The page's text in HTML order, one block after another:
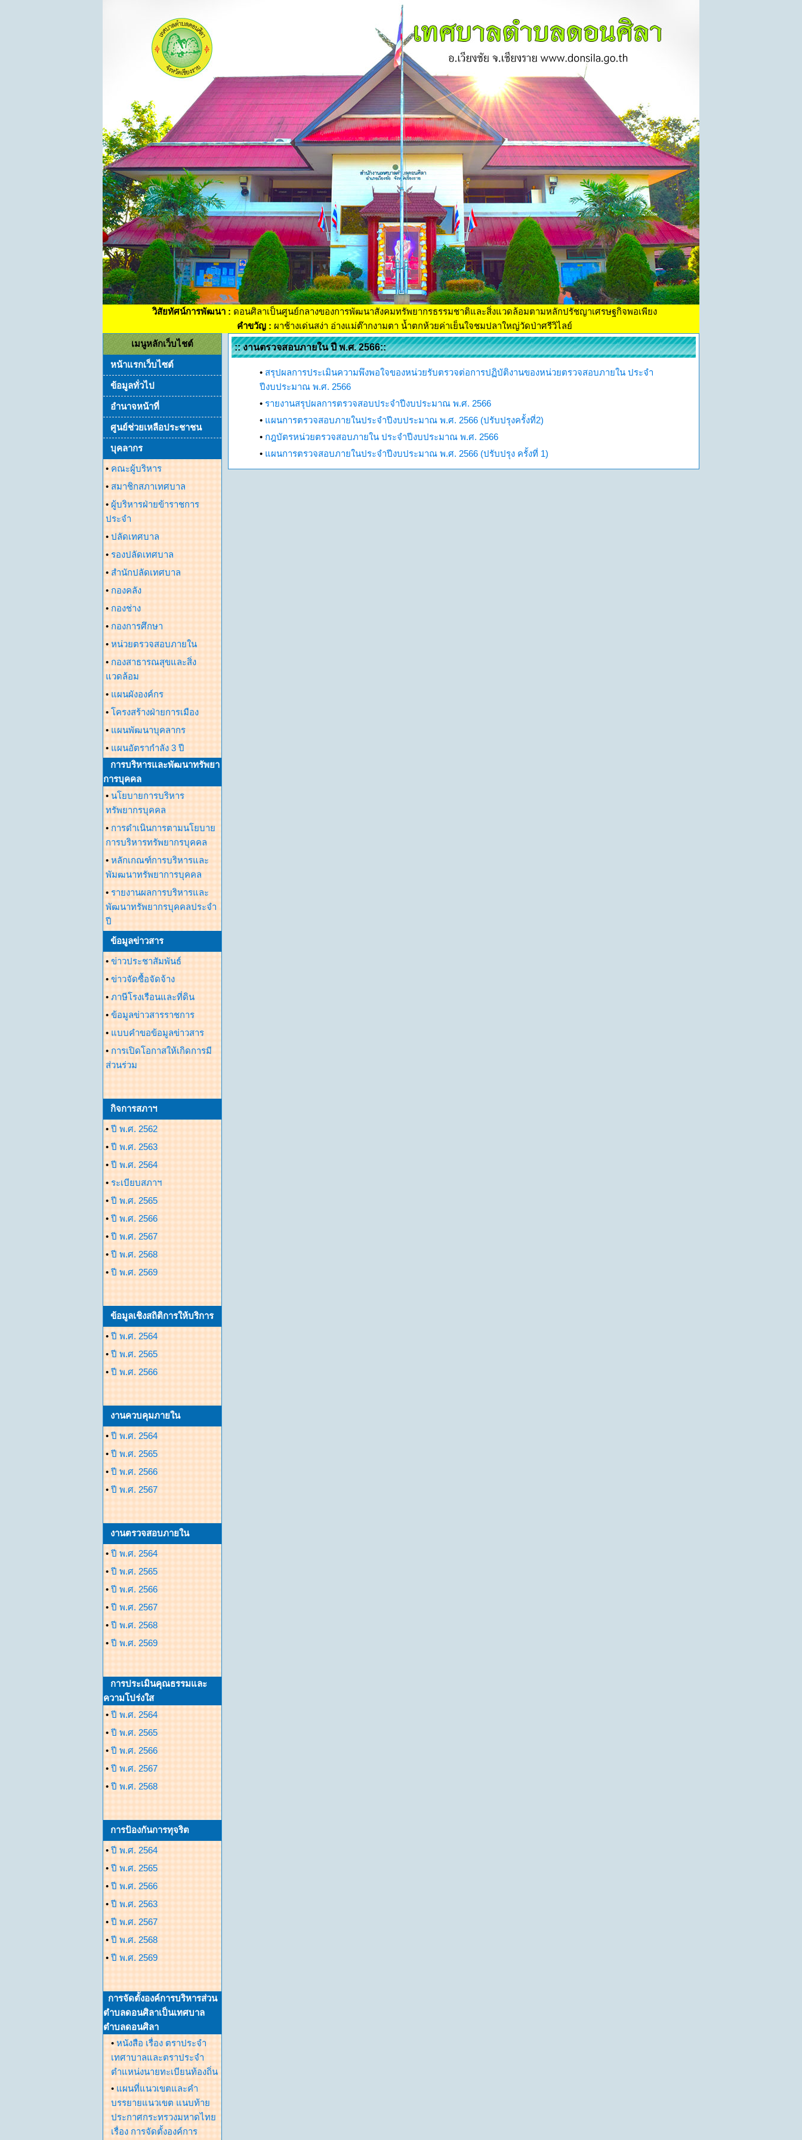
วิสัยทัศน์การพัฒนา : ดอนศิลาเป็นศูนย์กลางของการพัฒนาสังคมทรัพยากรธรรมชาติและสิ่งแวดล้อมตามหลักปรัชญาเศรษฐกิจพอเพียง
คำขวัญ : ผาช้างเด่นสง่า อ่างแม่ต๊ากงามตา น้ำตกห้วยค่าเย็นใจชมปลาใหญ่วัดป่าศรีวิไลย์
เมนูหลักเว็บไชต์
หน้าแรกเว็บไซต์
ข้อมูลทั่วไป
อำนาจหน้าที่
ศูนย์ช่วยเหลือประชาชน
บุคลากร
• คณะผู้บริหาร
• สมาชิกสภาเทศบาล
• ผู้บริหารฝ่ายข้าราชการ
ประจำ
• ปลัดเทศบาล
• รองปลัดเทศบาล
• สำนักปลัดเทศบาล
• กองคลัง
• กองช่าง
• กองการศึกษา
• หน่วยตรวจสอบภายใน
• กองสาธารณสุขและสิ่ง
แวดล้อม
• แผนผังองค์กร
• โครงสร้างฝ่ายการเมือง
• แผนพัฒนาบุคลากร
• แผนอัตรากำลัง 3 ปี
การบริหารและพัฒนาทรัพยา
การบุคคล
• นโยบายการบริหาร
ทรัพยากรบุคคล
• การดำเนินการตามนโยบาย
การบริหารทรัพยากรบุคคล
• หลักเกณฑ์การบริหารและ
พัมฒนาทรัพยาการบุคคล
• รายงานผลการบริหารและ
พัฒนาทรัพยากรบุคคลประจำ
ปี
ข้อมูลข่าวสาร
• ข่าวประชาสัมพันธ์
• ข่าวจัดซื้อจัดจ้าง
• ภาษีโรงเรือนและที่ดิน
• ข้อมูลข่าวสารราชการ
• แบบคำขอข้อมูลข่าวสาร
• การเปิดโอกาสให้เกิดการมี
ส่วนร่วม
กิจการสภาฯ
• ปี พ.ศ. 2562
• ปี พ.ศ. 2563
• ปี พ.ศ. 2564
• ระเบียบสภาฯ
• ปี พ.ศ. 2565
• ปี พ.ศ. 2566
• ปี พ.ศ. 2567
• ปี พ.ศ. 2568
• ปี พ.ศ. 2569
ข้อมูลเชิงสถิติการให้บริการ
• ปี พ.ศ. 2564
• ปี พ.ศ. 2565
• ปี พ.ศ. 2566
งานควบคุมภายใน
• ปี พ.ศ. 2564
• ปี พ.ศ. 2565
• ปี พ.ศ. 2566
• ปี พ.ศ. 2567
งานตรวจสอบภายใน
• ปี พ.ศ. 2564
• ปี พ.ศ. 2565
• ปี พ.ศ. 2566
• ปี พ.ศ. 2567
• ปี พ.ศ. 2568
• ปี พ.ศ. 2569
การประเมินคุณธรรมและ
ความโปร่งใส
• ปี พ.ศ. 2564
• ปี พ.ศ. 2565
• ปี พ.ศ. 2566
• ปี พ.ศ. 2567
• ปี พ.ศ. 2568
การป้องกันการทุจริต
• ปี พ.ศ. 2564
• ปี พ.ศ. 2565
• ปี พ.ศ. 2566
• ปี พ.ศ. 2563
• ปี พ.ศ. 2567
• ปี พ.ศ. 2568
• ปี พ.ศ. 2569
การจัดตั้งองค์การบริหารส่วน
ตำบลดอนศิลาเป็นเทศบาล
ตำบลดอนศิลา
• หนังสือ เรื่อง ตราประจำ
เทศาบาลและตราประจำ
ตำแหน่งนายทะเบียนท้องถิ่น
• แผนที่แนวเขตและคำ
บรรยายแนวเขต แนบท้าย
ประกาศกระทรวงมหาดไทย
เรื่อง การจัดตั้งองค์การ
:: งานตรวจสอบภายใน ปี พ.ศ. 2566::
• สรุปผลการประเมินความพึงพอใจของหน่วยรับตรวจต่อการปฏิบัติงานของหน่วยตรวจสอบภายใน ประจำ
ปีงบประมาณ พ.ศ. 2566
• รายงานสรุปผลการตรวจสอบประจำปีงบประมาณ พ.ศ. 2566
• แผนการตรวจสอบภายในประจำปีงบประมาณ พ.ศ. 2566 (ปรับปรุงครั้งที่2)
• กฎบัตรหน่วยตรวจสอบภายใน ประจำปีงบประมาณ พ.ศ. 2566
• แผนการตรวจสอบภายในประจำปีงบประมาณ พ.ศ. 2566 (ปรับปรุง ครั้งที่ 1)